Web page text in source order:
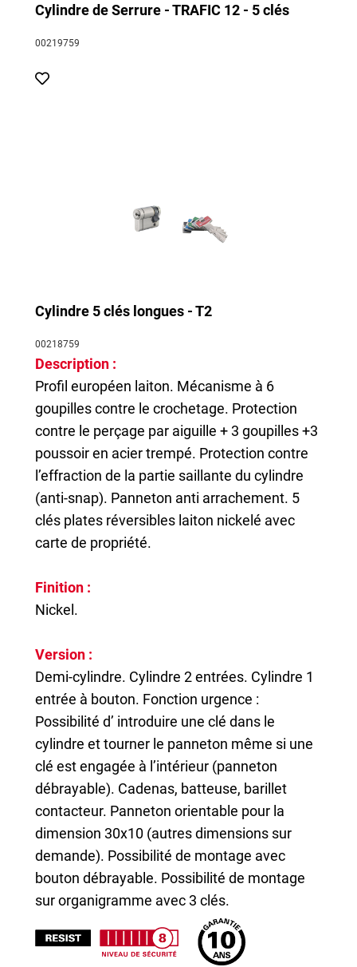
Cylindre de Serrure - TRAFIC 12 - 5 clés
00219759
Cylindre 5 clés longues - T2
00218759
Description :
Profil européen laiton. Mécanisme à 6
goupilles contre le crochetage. Protection
contre le perçage par aiguille + 3 goupilles +3
poussoir en acier trempé. Protection contre
l’effraction de la partie saillante du cylindre
(anti-snap). Panneton anti arrachement. 5
clés plates réversibles laiton nickelé avec
carte de propriété.
Finition :
Nickel.
Version :
Demi-cylindre. Cylindre 2 entrées. Cylindre 1
entrée à bouton. Fonction urgence :
Possibilité d’ introduire une clé dans le
cylindre et tourner le panneton même si une
clé est engagée à l’intérieur (panneton
débrayable). Cadenas, batteuse, barillet
contacteur. Panneton orientable pour la
dimension 30x10 (autres dimensions sur
demande). Possibilité de montage avec
bouton débrayable. Possibilité de montage
sur organigramme avec 3 clés.